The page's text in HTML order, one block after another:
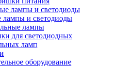
лампы и светодиоды
лампы
для светодиодных
ламп